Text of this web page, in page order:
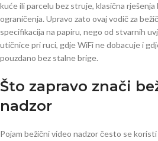
kuće ili parcelu bez struje, klasična rješenja
ograničenja. Upravo zato ovaj vodič za
specifikacija na papiru, nego od stvarnih
utičnice pri ruci, gdje WiFi ne dobacuje i
pouzdano bez stalne brige.
Što zapravo znači
nadzor
Pojam bežični video nadzor često se